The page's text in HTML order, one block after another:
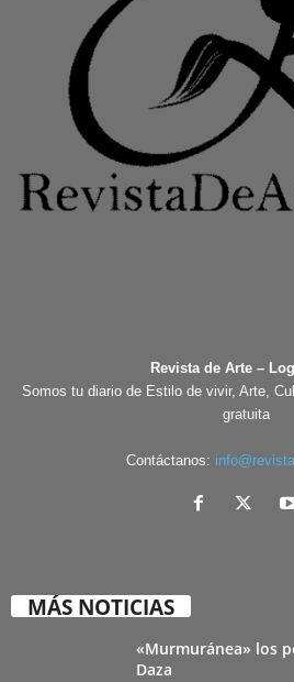
Revista de Arte –
Somos tu diario de Estilo de vivir, Arte,
gratuita
Contáctanos:
MÁS NOTICIAS
«Murmuránea» los
Daza